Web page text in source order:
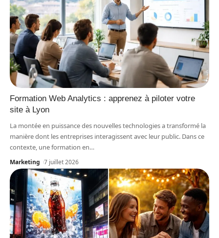
Formation Web Analytics : apprenez à piloter votre
site à Lyon
La montée en puissance des nouvelles technologies a transformé la
manière dont les entreprises interagissent avec leur public. Dans ce
contexte, une formation en…
Marketing 7 juillet 2026